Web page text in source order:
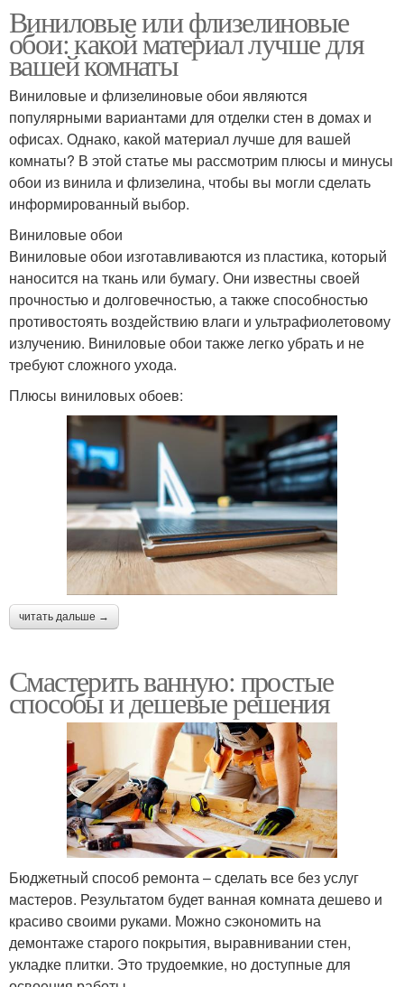
Виниловые или флизелиновые
обои: какой материал лучше для
вашей комнаты
Виниловые и флизелиновые обои являются
популярными вариантами для отделки стен в домах и
офисах. Однако, какой материал лучше для вашей
комнаты? В этой статье мы рассмотрим плюсы и минусы
обои из винила и флизелина, чтобы вы могли сделать
информированный выбор.
Виниловые обои
Виниловые обои изготавливаются из пластика, который
наносится на ткань или бумагу. Они известны своей
прочностью и долговечностью, а также способностью
противостоять воздействию влаги и ультрафиолетовому
излучению. Виниловые обои также легко убрать и не
требуют сложного ухода.
Плюсы виниловых обоев:
читать дальше →
Смастерить ванную: простые
способы и дешевые решения
Бюджетный способ ремонта – сделать все без услуг
мастеров. Результатом будет ванная комната дешево и
красиво своими руками. Можно сэкономить на
демонтаже старого покрытия, выравнивании стен,
укладке плитки. Это трудоемкие, но доступные для